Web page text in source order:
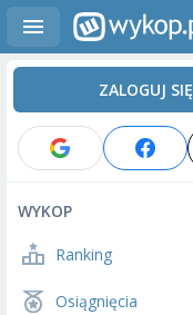
ZALOGUJ SIĘ
WYKOP
Ranking
Osiągnięcia